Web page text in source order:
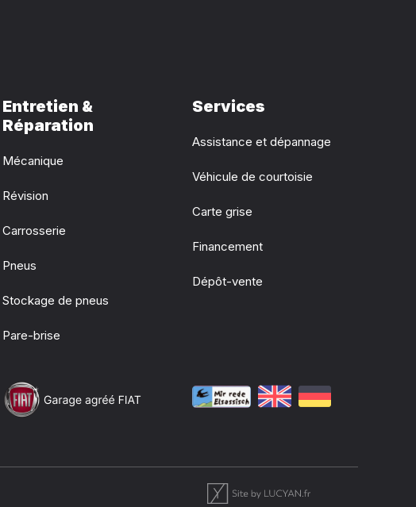
Entretien &
Réparation
Mécanique
Révision
Carrosserie
Pneus
Stockage de pneus
Pare-brise
Services
Assistance et dépannage
Véhicule de courtoisie
Carte grise
Financement
Dépôt-vente